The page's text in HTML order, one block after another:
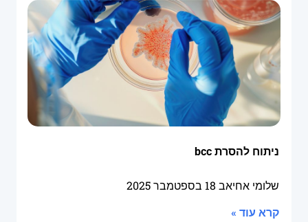
ניתוח להסרת bcc
שלומי אחיאב 18 בספטמבר 2025
קרא עוד »